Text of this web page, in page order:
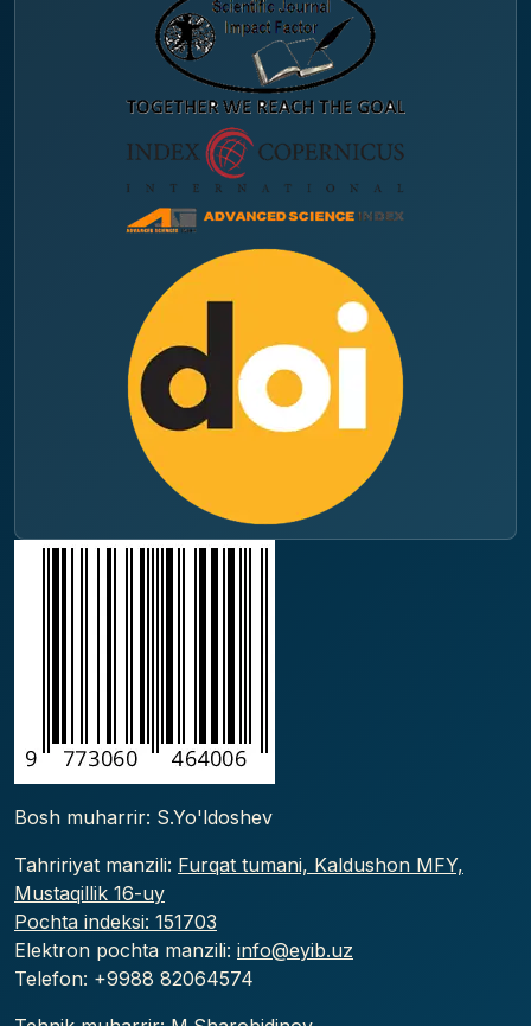
Bosh muharrir: S.Yo'ldoshev
Tahririyat manzili: Furqat tumani, Kaldushon MFY,
Mustaqillik 16-uy
Pochta indeksi: 151703
Elektron pochta manzili: info@eyib.uz
Telefon: +9988 82064574